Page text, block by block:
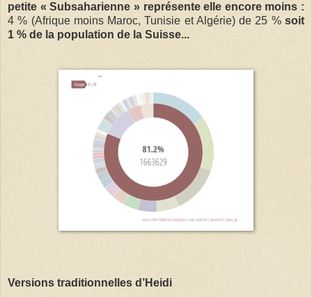
petite « Subsaharienne » représente elle encore moins :
4 % (Afrique moins Maroc, Tunisie et Algérie) de 25 % soit
1 % de la population de la Suisse...
Versions traditionnelles d’Heidi